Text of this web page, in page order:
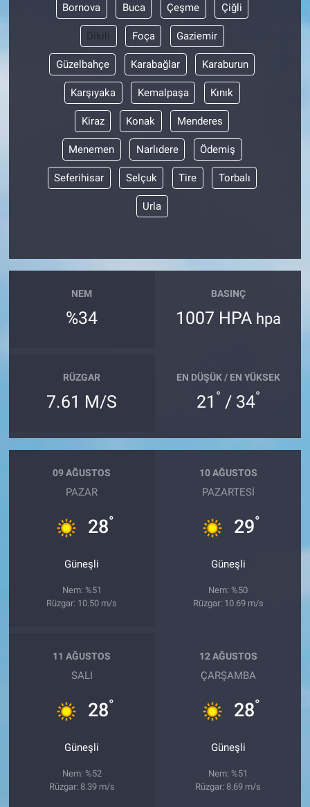
Bornova Buca Çeşme Çiğli
Dikili Foça Gaziemir
Güzelbahçe Karabağlar Karaburun
Karşıyaka Kemalpaşa Kınık
Kiraz Konak Menderes
Menemen Narlıdere Ödemiş
Seferihisar Selçuk Tire Torbalı
Urla
NEM
%34
BASINÇ
1007 HPA hpa
RÜZGAR
7.61 M/S
EN DÜŞÜK / EN YÜKSEK
21 ° / 34°
09 AĞUSTOS
PAZAR
28°
Güneşli
Nem: %51
Rüzgar: 10.50 m/s
10 AĞUSTOS
PAZARTESI
29°
Güneşli
Nem: %50
Rüzgar: 10.69 m/s
11 AĞUSTOS
SALI
28°
Güneşli
Nem: %52
Rüzgar: 8.39 m/s
12 AĞUSTOS
ÇARŞAMBA
28°
Güneşli
Nem: %51
Rüzgar: 8.69 m/s